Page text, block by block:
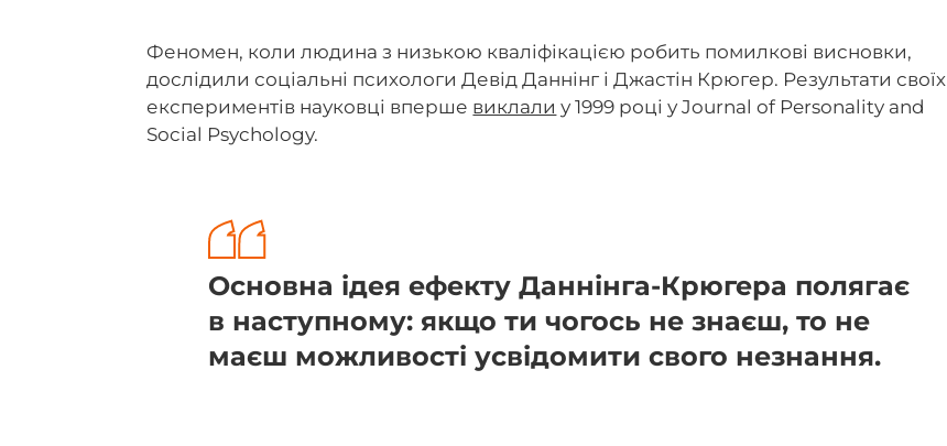
Феномен, коли людина з низькою кваліфікацією робить помилкові висновки,
дослідили соціальні психологи Девід Даннінг і Джастін Крюгер. Результати своїх
експериментів науковці вперше виклали у 1999 році у Journal of Personality and
Social Psychology.
Основна ідея ефекту Даннінга-Крюгера полягає
в наступному: якщо ти чогось не знаєш, то не
маєш можливості усвідомити свого незнання.